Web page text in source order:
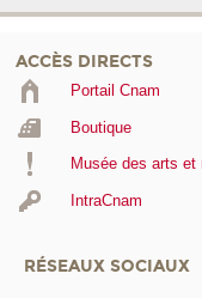
ACCÈS DIRECTS
Portail Cnam
Boutique
Musée des arts et
IntraCnam
RÉSEAUX SOCIAUX